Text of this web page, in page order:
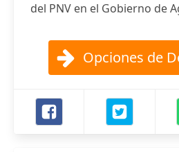
del PNV en el Gobierno de
Opciones de